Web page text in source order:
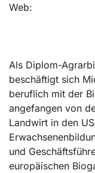
Web:
Als Diplom-
beschäftigt sich
beruflich mit der
angefangen von
Landwirt in den
und
europäischen